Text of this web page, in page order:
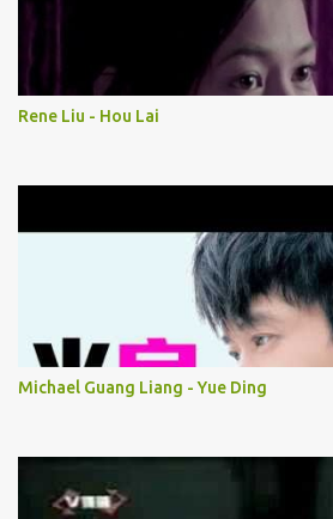
Rene Liu - Hou Lai
Michael Guang Liang - Yue Ding